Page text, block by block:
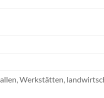
Werkstätten,